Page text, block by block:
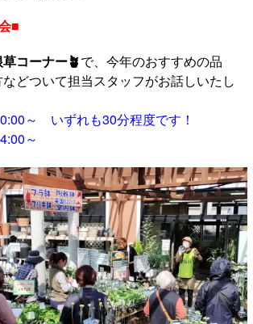
■
コーナー🪴で、今年のおすすめの品
どついて担当スタッフがお話しいたし
～ いずれも30分程度です！
～